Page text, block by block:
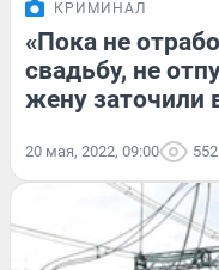
КРИМИНАЛ
«Пока не
свадьбу, не
жену заточили
20 мая, 2022, 09:00 552